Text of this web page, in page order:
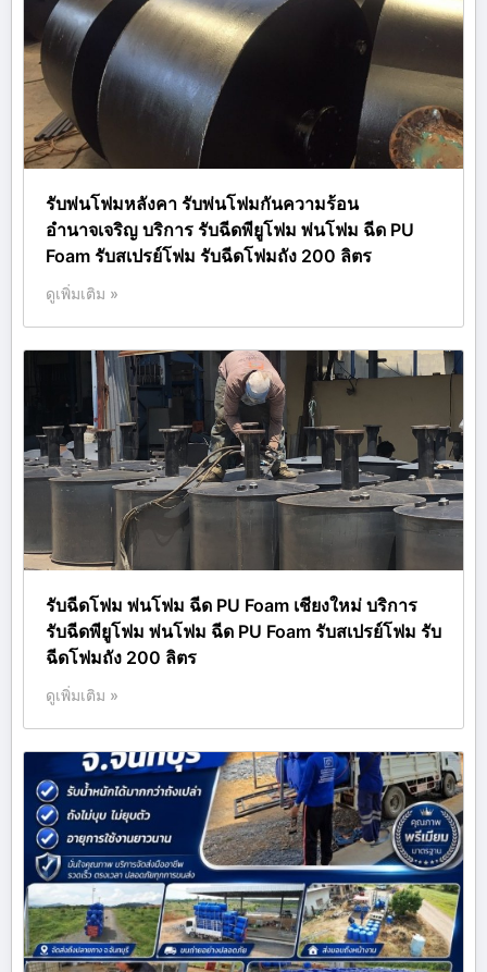
รับพ่นโฟมหลังคา รับพ่นโฟมกันความร้อน
อำนาจเจริญ บริการ รับฉีดพียูโฟม พ่นโฟม ฉีด PU
Foam รับสเปรย์โฟม รับฉีดโฟมถัง 200 ลิตร
ดูเพิ่มเติม »
รับฉีดโฟม พ่นโฟม ฉีด PU Foam เชียงใหม่ บริการ
รับฉีดพียูโฟม พ่นโฟม ฉีด PU Foam รับสเปรย์โฟม รับ
ฉีดโฟมถัง 200 ลิตร
ดูเพิ่มเติม »